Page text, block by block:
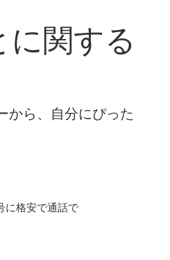
関する
から、自分にぴった
に格安で通話で